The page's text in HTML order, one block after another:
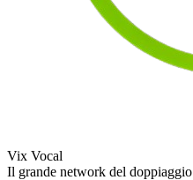
Vix Vocal
Il grande network del doppiaggio